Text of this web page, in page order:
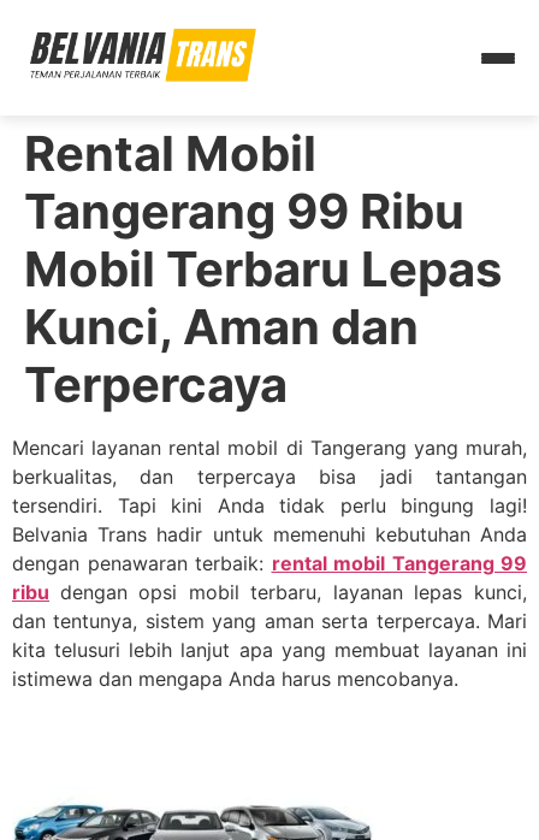
Rental Mobil
Tangerang 99 Ribu
Mobil Terbaru Lepas
Kunci, Aman dan
Terpercaya
Mencari layanan rental mobil di Tangerang yang murah,
berkualitas, dan terpercaya bisa jadi tantangan
tersendiri. Tapi kini Anda tidak perlu bingung lagi!
Belvania Trans hadir untuk memenuhi kebutuhan Anda
dengan penawaran terbaik: rental mobil Tangerang 99
ribu dengan opsi mobil terbaru, layanan lepas kunci,
dan tentunya, sistem yang aman serta terpercaya. Mari
kita telusuri lebih lanjut apa yang membuat layanan ini
istimewa dan mengapa Anda harus mencobanya.